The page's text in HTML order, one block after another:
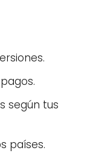
según tus
países.